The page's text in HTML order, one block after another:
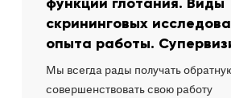
скрининговых
опыта работы.
Мы всегда рады получать
совершенствовать свою работу